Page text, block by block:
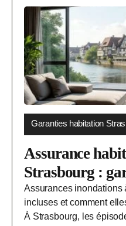
Garanties habitation
Assurance
Strasbourg :
Assurances inondations
incluses et comment
À Strasbourg, les